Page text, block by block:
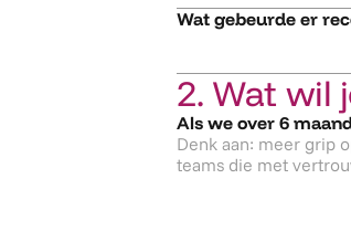
Wat gebeurde er
2. Wat wil
Als we over 6